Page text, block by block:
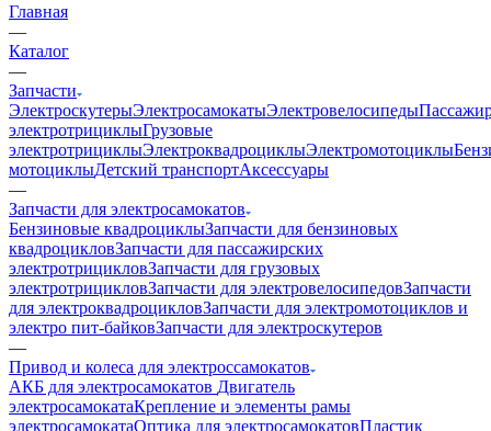
Главная
—
Каталог
—
Запчасти
ЭлектроскутерыЭлектросамокатыЭлектровелосипеды
электротрициклыГрузовые
электротрициклыЭлектроквадроциклыЭлектромотоциклы
мотоциклыДетский транспортАксессуары
—
Запчасти для электросамокатов
Бензиновые квадроциклыЗапчасти для бензиновых
квадроцикловЗапчасти для пассажирских
электротрицикловЗапчасти для грузовых
электротрицикловЗапчасти для электровелосипедовЗапчасти
для электроквадроцикловЗапчасти для электромотоциклов и
электро пит-байковЗапчасти для электроскутеров
—
Привод и колеса для электроссамокатов
АКБ для электросамокатов Двигатель
электросамокатаКрепление и элементы рамы
электросамокатаОптика для электросамокатовПластик